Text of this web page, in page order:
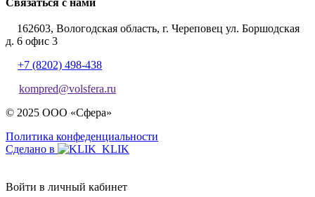
162603, Вологодская область, г. Череповец ул. Боршодская
д. 6 офис 3
+7 (8202) 498-438
kompred@volsfera.ru
© 2025 ООО «Сфера»
Политика конфеденциальности
Сделано в
Войти в личный кабинет